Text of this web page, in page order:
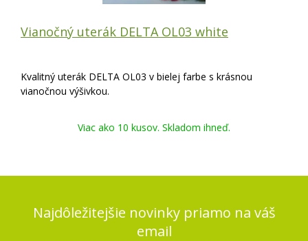
Vianočný uterák DELTA OL03 white
Kvalitný uterák DELTA OL03 v bielej farbe s krásnou
vianočnou výšivkou.
Viac ako 10 kusov. Skladom ihneď.
Najdôležitejšie novinky priamo na váš
email